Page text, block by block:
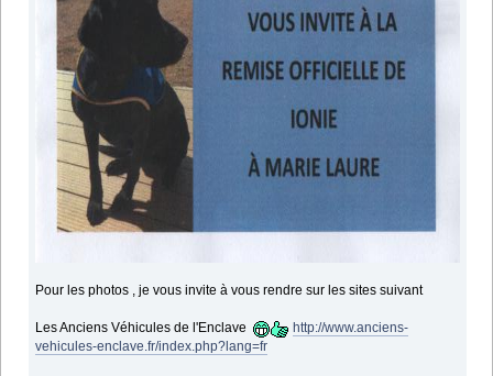
Pour les photos , je vous invite à vous rendre sur les sites suivant
Les Anciens Véhicules de l'Enclave
http://www.anciens-
vehicules-enclave.fr/index.php?lang=fr